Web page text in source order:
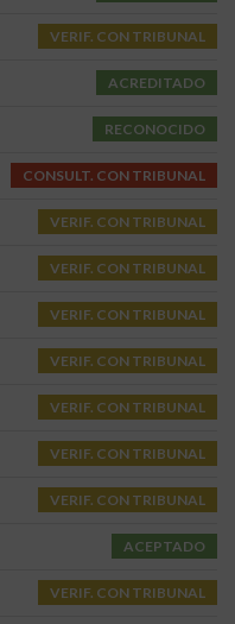
VERIF. CON TRIBUNAL
ACREDITADO
RECONOCIDO
CONSULT. CON TRIBUNAL
VERIF. CON TRIBUNAL
VERIF. CON TRIBUNAL
VERIF. CON TRIBUNAL
VERIF. CON TRIBUNAL
VERIF. CON TRIBUNAL
VERIF. CON TRIBUNAL
VERIF. CON TRIBUNAL
ACEPTADO
VERIF. CON TRIBUNAL